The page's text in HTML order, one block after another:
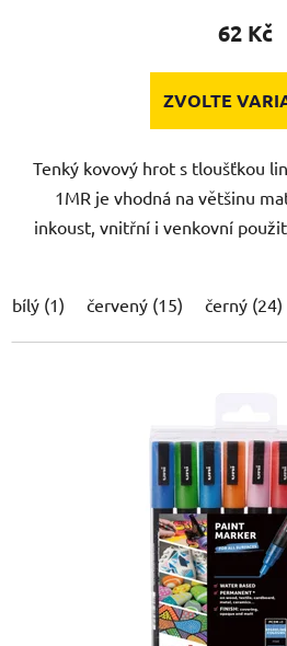
62 Kč
ZVOLTE
Tenký kovový hrot s tloušťkou
1MR je vhodná na většinu
inkoust, vnitřní i venkovní
bílý (1) červený (15) černý (24)